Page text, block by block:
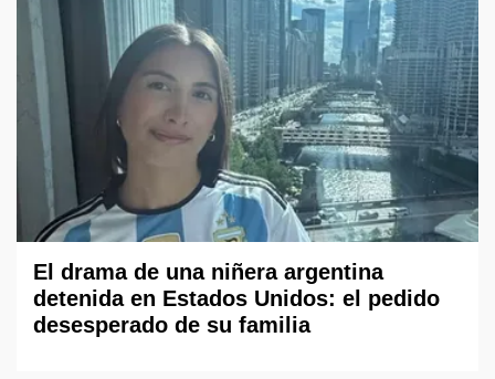
El drama de una niñera argentina
detenida en Estados Unidos: el pedido
desesperado de su familia